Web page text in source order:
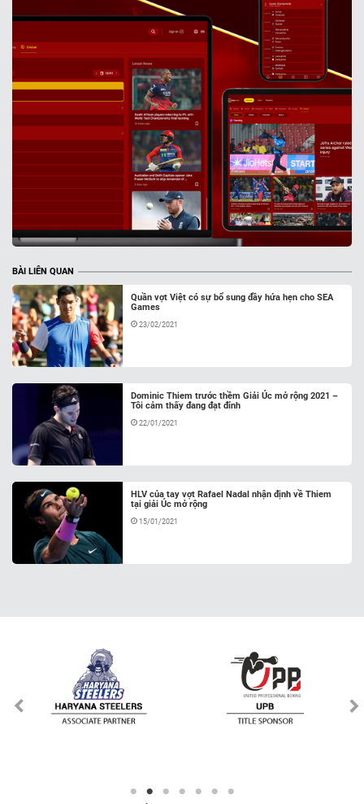
BÀI LIÊN QUAN
Quần vợt Việt có sự bổ sung đầy hứa hẹn cho SEA
Games
23/02/2021
Dominic Thiem trước thềm Giải Úc mở rộng 2021 –
Tôi cảm thấy đang đạt đỉnh
22/01/2021
HLV của tay vợt Rafael Nadal nhận định về Thiem
tại giải Úc mở rộng
15/01/2021